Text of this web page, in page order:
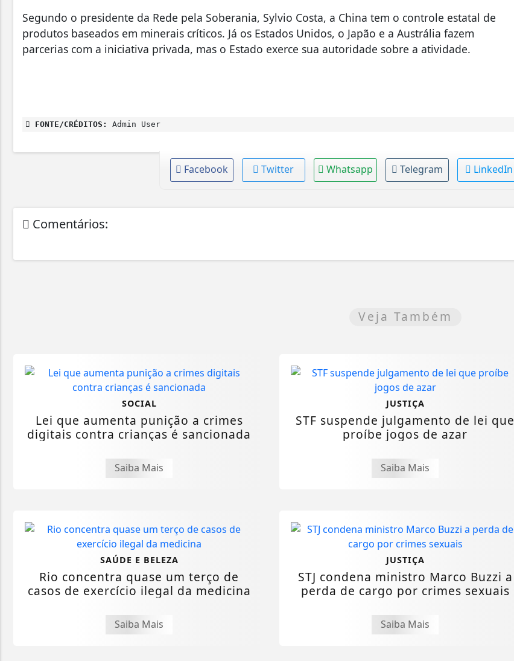
Segundo o presidente da Rede pela Soberania, Sylvio Costa, a China tem o controle estatal de
produtos baseados em minerais críticos. Já os Estados Unidos, o Japão e a Austrália fazem
parcerias com a iniciativa privada, mas o Estado exerce sua autoridade sobre a atividade.
FONTE/CRÉDITOS: Admin User
Facebook Twitter Whatsapp Telegram LinkedIn
Comentários:
Veja Também
SOCIAL
Lei que aumenta punição a crimes
digitais contra crianças é sancionada
Saiba Mais
JUSTIÇA
STF suspende julgamento de lei que
proíbe jogos de azar
Saiba Mais
SAÚDE E BELEZA
Rio concentra quase um terço de
casos de exercício ilegal da medicina
Saiba Mais
JUSTIÇA
STJ condena ministro Marco Buzzi a
perda de cargo por crimes sexuais
Saiba Mais